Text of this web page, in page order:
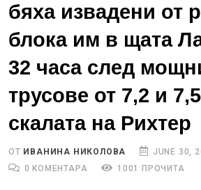
бяха извадени от
блока им в щата
32 часа след
трусове от 7,2 и
скалата на Рихтер
ОТ ИВАНИНА НИКОЛОВА
JUNE 30,
0 КОМЕНТАРА
1001 ПРОЧИТА